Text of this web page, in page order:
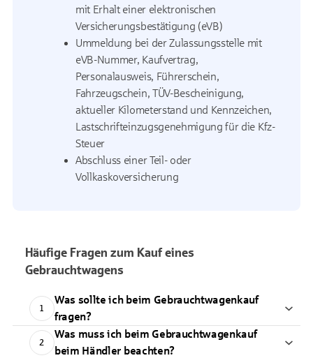
mit Erhalt einer elektronischen
Versicherungsbestätigung (eVB)
Ummeldung bei der Zulassungsstelle mit
eVB-Nummer, Kaufvertrag,
Personalausweis, Führerschein,
Fahrzeugschein, TÜV-Bescheinigung,
aktueller Kilometerstand und Kennzeichen,
Lastschrifteinzugsgenehmigung für die Kfz-
Steuer
Abschluss einer Teil- oder
Vollkaskoversicherung
Häufige Fragen zum Kauf eines
Gebrauchtwagens
1
Was sollte ich beim Gebrauchtwagenkauf
fragen?
2
Was muss ich beim Gebrauchtwagenkauf
beim Händler beachten?